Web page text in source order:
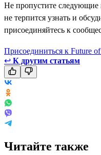
Не пропустите
не терпится узнать и
присоединяйтесь к
Присоединиться к Future
↩ К другим статьям
Читайте также